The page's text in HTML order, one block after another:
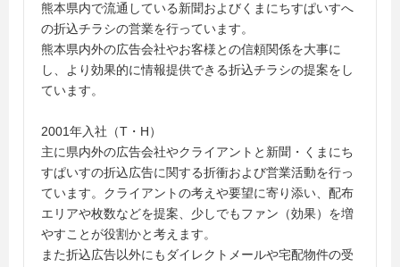
熊本県内で流通している新聞およびくまにちすぱいすへ
の折込チラシの営業を行っています。
熊本県内外の広告会社やお客様との信頼関係を大事に
し、より効果的に情報提供できる折込チラシの提案をし
ています。
2001年入社（T・H）
主に県内外の広告会社やクライアントと新聞・くまにち
すぱいすの折込広告に関する折衝および営業活動を行っ
ています。クライアントの考えや要望に寄り添い、配布
エリアや枚数などを提案、少しでもファン（効果）を増
やすことが役割かと考えます。
また折込広告以外にもダイレクトメールや宅配物件の受